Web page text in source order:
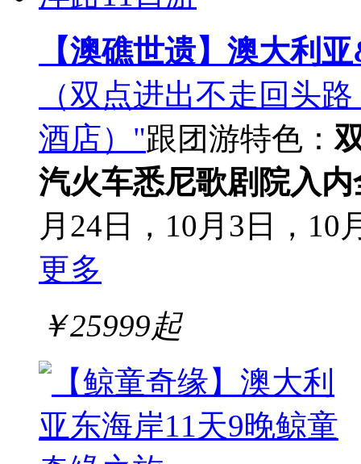
【澳礁世遗】澳大利
（双点进出不走回头
酒店）"跟团游特色：
汽火车悉尼歌剧院入内
月24日，10月3日，10
更多
￥25999起